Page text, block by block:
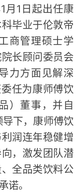
月1日起出任康
毕业于伦敦帝
商管理硕士学
长顾问委员会
力方面见解深
任为康师傅饮
）董事，并自
下，康师傅饮
润连年稳健增
，激发团队潜
全品类饮料公
。